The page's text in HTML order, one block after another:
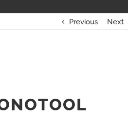
Previous Next